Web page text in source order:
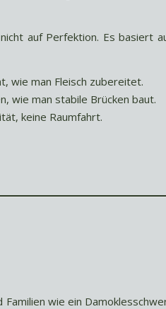
auf Perfektion. Es basiert
wie man Fleisch zubereitet.
wie man stabile Brücken baut.
keine Raumfahrt.
Familien wie ein